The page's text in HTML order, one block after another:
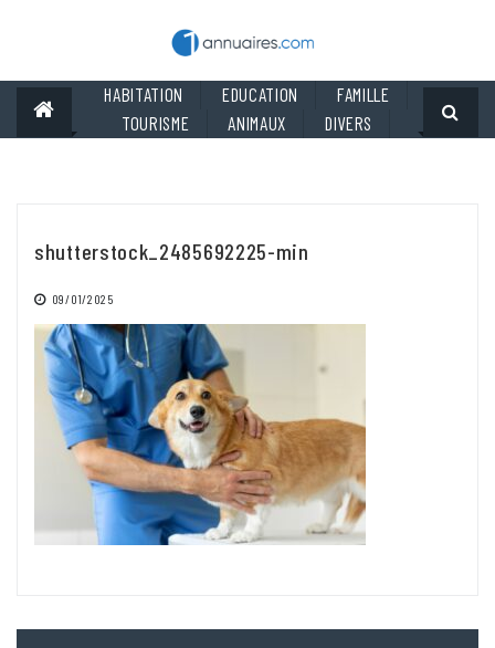
HABITATION EDUCATION
FAMILLE
TOURISME
ANIMAUX DIVERS
shutterstock_2485692225-min
09/01/2025